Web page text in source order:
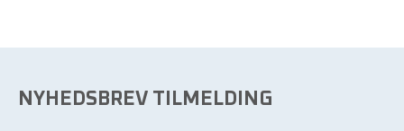
NYHEDSBREV TILMELDING